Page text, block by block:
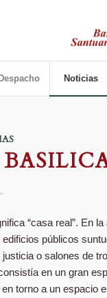
Despacho Noticias
“casa real”. En
edificios públicos
o salones de
en un gran
torno a un espacio